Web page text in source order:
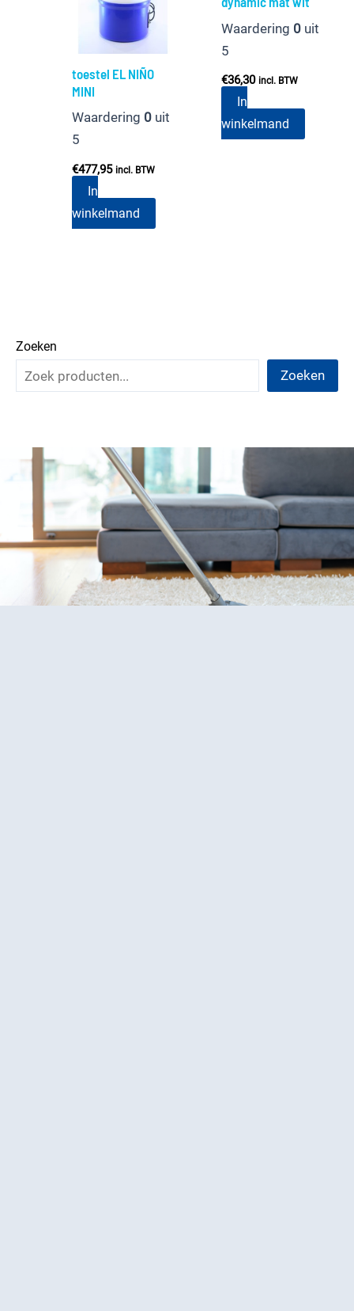
Zoeken
Zoeken
toestel EL NIÑO
MINI
Waardering 0 uit
5
€477,95 incl. BTW
In
winkelmand
Waardering 0uit
5
€36,30 incl. BTW
In
winkelmand